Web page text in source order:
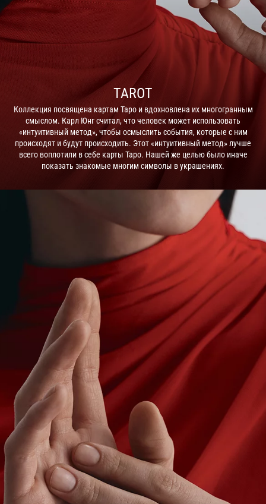
TAROT
Коллекция посвящена картам Таро и вдохновлена их многогранным
смыслом. Карл Юнг считал, что человек может использовать
«интуитивный метод», чтобы осмыслить события, которые с ним
происходят и будут происходить. Этот «интуитивный метод» лучше
всего воплотили в себе карты Таро. Нашей же целью было иначе
показать знакомые многим символы в украшениях.